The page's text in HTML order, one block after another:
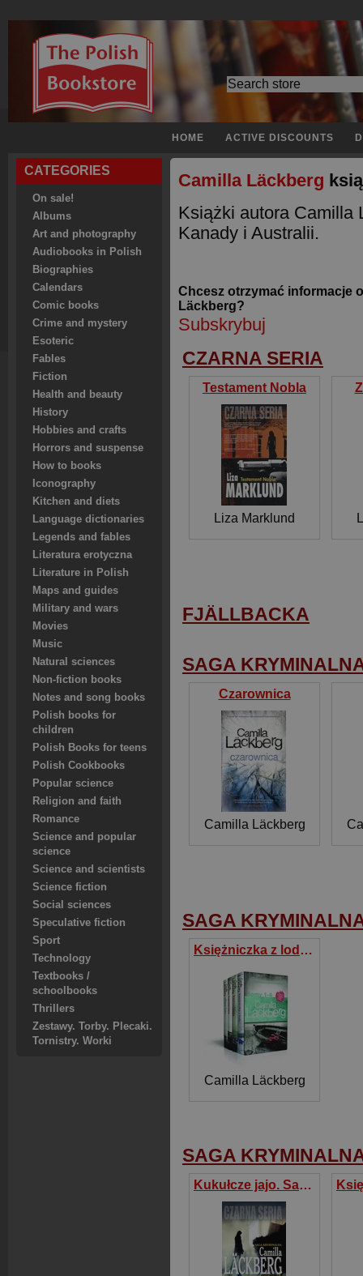
HOME ACTIVE DISCOUNTS
CATEGORIES
On sale!
Albums
Art and photography
Audiobooks in Polish
Biographies
Calendars
Comic books
Crime and mystery
Esoteric
Fables
Fiction
Health and beauty
History
Hobbies and crafts
Horrors and suspense
How to books
Iconography
Kitchen and diets
Language dictionaries
Legends and fables
Literatura erotyczna
Literature in Polish
Maps and guides
Military and wars
Movies
Music
Natural sciences
Non-fiction books
Notes and song books
Polish books for
children
Polish Books for teens
Polish Cookbooks
Popular science
Religion and faith
Romance
Science and popular
science
Science and scientists
Science fiction
Social sciences
Speculative fiction
Sport
Technology
Textbooks /
schoolbooks
Thrillers
Zestawy. Torby. Plecaki.
Tornistry. Worki
Camilla Läckberg
Książki autora Camilla
Kanady i Australii.
Chcesz otrzymać informacje
Läckberg?
Subskrybuj
CZARNA SERIA
Testament Nobla
Liza Marklund
FJÄLLBACKA
SAGA
Czarownica
Camilla Läckberg
SAGA
Księżniczka z lodu / Kaznodzieja / Kamieniarz / Ofiara losu Pakiet Camilla Lackberg tom 1-4
Camilla Läckberg
SAGA
Kukułcze jajo. Saga kryminalna Fjällbacka. Tom 11